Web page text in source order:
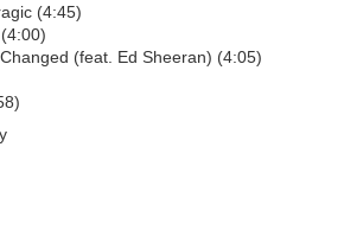
(4:45)
(feat. Ed Sheeran) (4:05)